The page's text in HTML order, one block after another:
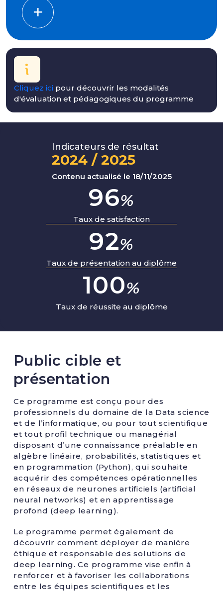
Cliquez ici pour découvrir les modalités
d'évaluation et pédagogiques du programme
Indicateurs de résultat
2024 / 2025
Contenu actualisé le 18/11/2025
96%
Taux de satisfaction
92%
Taux de présentation au diplôme
100%
Taux de réussite au diplôme
Public cible et
présentation
Ce programme est conçu pour des
professionnels du domaine de la Data science
et de l’informatique, ou pour tout scientifique
et tout profil technique ou managérial
disposant d’une connaissance préalable en
algèbre linéaire, probabilités, statistiques et
en programmation (Python), qui souhaite
acquérir des compétences opérationnelles
en réseaux de neurones artificiels (artificial
neural networks) et en apprentissage
profond (deep learning).
Le programme permet également de
découvrir comment déployer de manière
éthique et responsable des solutions de
deep learning. Ce programme vise enfin à
renforcer et à favoriser les collaborations
entre les équipes scientifiques et les